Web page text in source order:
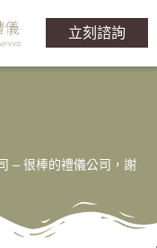
立刻諮詢
– 很棒的禮儀公司，謝